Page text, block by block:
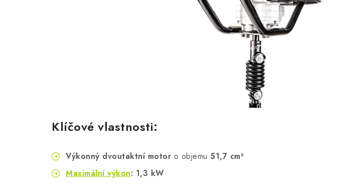
Klíčové vlastnosti:
Výkonný dvoutaktní motor o objemu 51,7 cm³
Maximální výkon: 1,3 kW